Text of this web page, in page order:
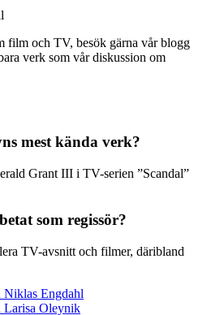
film och TV, besök gärna vår blogg
verk som vår diskussion om
mest kända verk?
Grant III i TV-serien ”Scandal”
som regissör?
TV-avsnitt och filmer, däribland
Engdahl
Larisa Oleynik